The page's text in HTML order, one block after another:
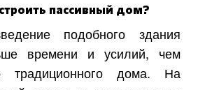
пассивный дом?
подобного здания
времени и усилий, чем
традиционного дома. На